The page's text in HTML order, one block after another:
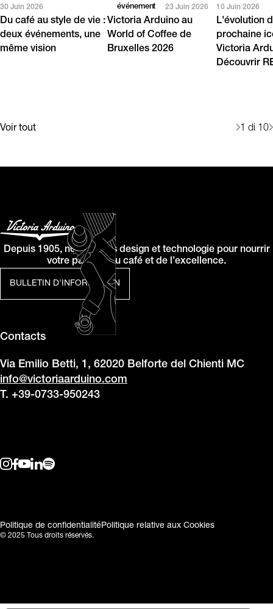
Voir tout 1 di 10
30 Juin 2026
Du café au style de vie :
deux événements, une
même vision
événement 23 Juin 2026
Victoria Arduino au
World of Coffee de
Bruxelles 2026
10 Juin 2026
L'évolution
prochaine
Victoria
Découvrir
BULLETIN D'INFORMATION
Depuis 1905, nous allions design et technologie pour nourrir
votre passion du café et de l’excellence.
Contacts
Via Emilio Betti, 1, 62020 Belforte del Chienti MC
info@victoriaarduino.com
T. +39-0733-950243
© 2025 Tous droits réservés.
Politique de confidentialitéPolitique relative aux Cookies